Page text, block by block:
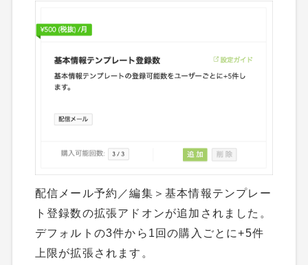
配信メール予約／編集＞基本情報テンプレー
ト登録数の拡張アドオンが追加されました。
デフォルトの3件から1回の購入ごとに+5件
上限が拡張されます。